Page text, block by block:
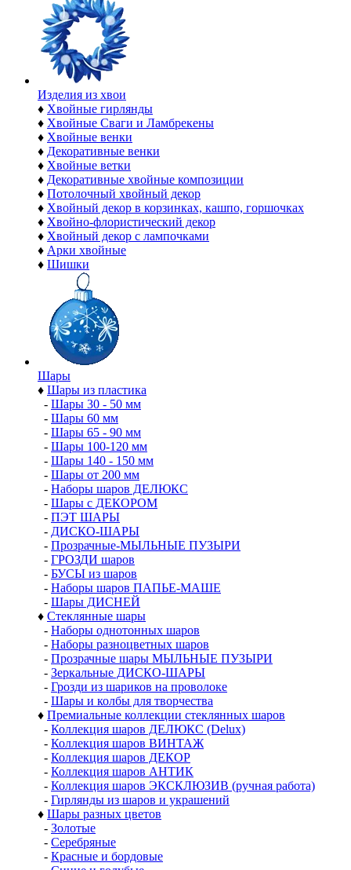
Изделия из хвои
♦ Хвойные гирлянды
♦ Хвойные Сваги и Ламбрекены
♦ Хвойные венки
♦ Декоративные венки
♦ Хвойные ветки
♦ Декоративные хвойные композиции
♦ Потолочный хвойный декор
♦ Хвойный декор в корзинках, кашпо, горшочках
♦ Хвойно-флористический декор
♦ Хвойный декор с лампочками
♦ Арки хвойные
♦ Шишки
Шары
♦ Шары из пластика
- Шары 30 - 50 мм
- Шары 60 мм
- Шары 65 - 90 мм
- Шары 100-120 мм
- Шары 140 - 150 мм
- Шары от 200 мм
- Наборы шаров ДЕЛЮКС
- Шары с ДЕКОРОМ
- ПЭТ ШАРЫ
- ДИСКО-ШАРЫ
- Прозрачные-МЫЛЬНЫЕ ПУЗЫРИ
- ГРОЗДИ шаров
- БУСЫ из шаров
- Наборы шаров ПАПЬЕ-МАШЕ
- Шары ДИСНЕЙ
♦ Стеклянные шары
- Наборы однотонных шаров
- Наборы разноцветных шаров
- Прозрачные шары МЫЛЬНЫЕ ПУЗЫРИ
- Зеркальные ДИСКО-ШАРЫ
- Грозди из шариков на проволоке
- Шары и колбы для творчества
♦ Премиальные коллекции стеклянных шаров
- Коллекция шаров ДЕЛЮКС (Delux)
- Коллекция шаров ВИНТАЖ
- Коллекция шаров ДЕКОР
- Коллекция шаров АНТИК
- Коллекция шаров ЭКСКЛЮЗИВ (ручная работа)
- Гирлянды из шаров и украшений
♦ Шары разных цветов
- Золотые
- Серебряные
- Красные и бордовые